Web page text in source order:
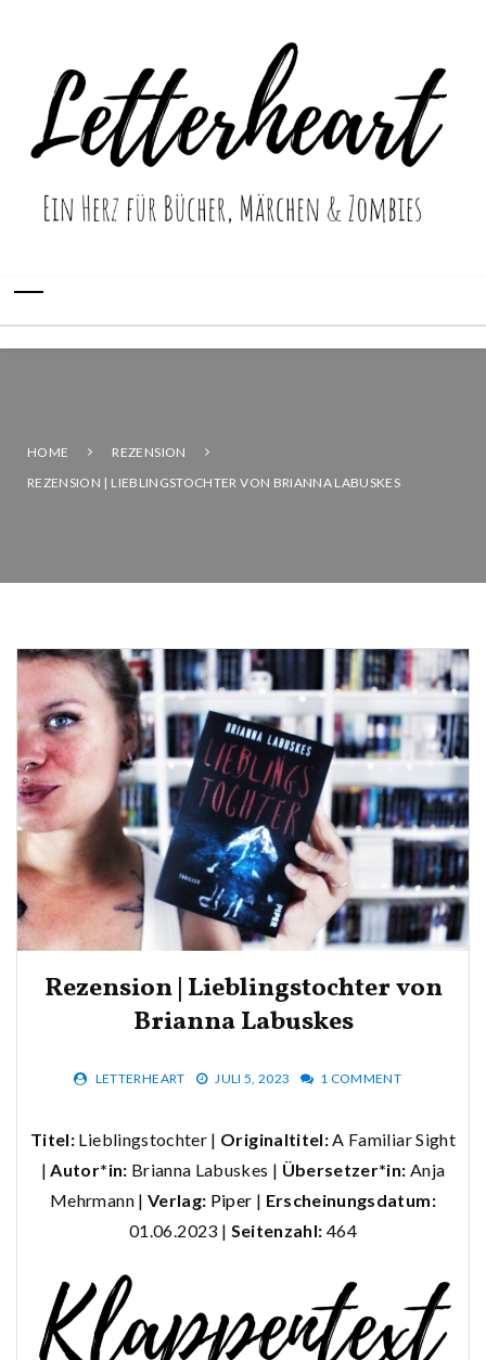
HOME
REZENSION
REZENSION | LIEBLINGSTOCHTER VON BRIANNA LABUSKES
Rezension | Lieblingstochter von
Brianna Labuskes
LETTERHEART JULI 5, 2023 1 COMMENT
Titel: Lieblingstochter | Originaltitel: A Familiar Sight
| Autor*in: Brianna Labuskes | Übersetzer*in: Anja
Mehrmann | Verlag: Piper | Erscheinungsdatum:
01.06.2023 | Seitenzahl: 464